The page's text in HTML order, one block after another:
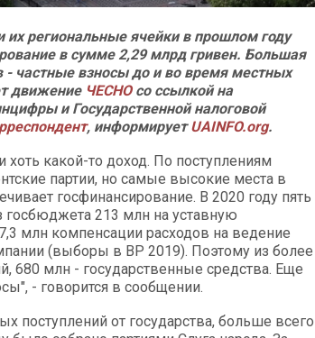
их региональные ячейки в прошлом году
в сумме 2,29 млрд гривен. Большая
- частные взносы до и во время местных
движение ЧЕСНОсо ссылкой на
и Государственной налоговой
, информируетUAINFO.org.
хоть какой-то доход. По поступлениям
партии, но самые высокие места в
госфинансирование. В 2020 году пять
госбюджета 213 млн на уставную
млн компенсации расходов на ведение
(выборы в ВР 2019). Поэтому из более
680 млн - государственные средства. Еще
- говорится в сообщении.
поступлений от государства, больше всего